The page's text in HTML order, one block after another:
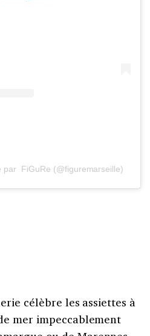
par ️ FiGuRe (@figuremarseille)
célèbre les assiettes à
mer impeccablement